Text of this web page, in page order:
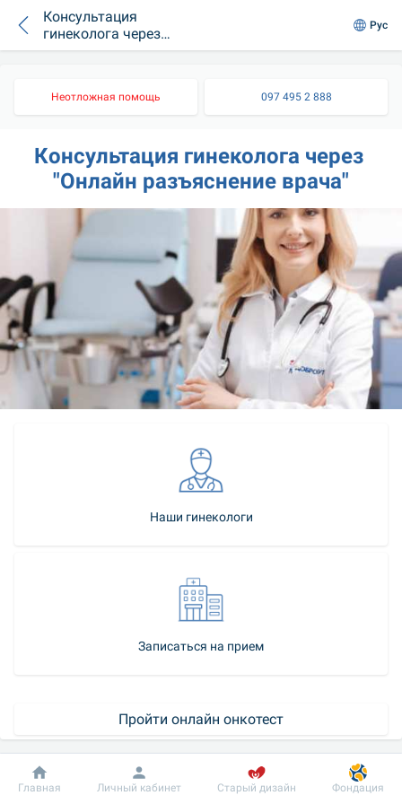
Консультация
гинеколога через
"Онлайн
Рус
Неотложная помощь 097 495 2 888
Консультация гинеколога через
"Онлайн разъяснение врача"
Наши гинекологи
Записаться на прием
Пройти онлайн онкотест
Как стать нашей пациенткой
Пакеты услуг для женщин
Добробут Информация Пациенту
Главная Личный кабинет Старый дизайн Фондация